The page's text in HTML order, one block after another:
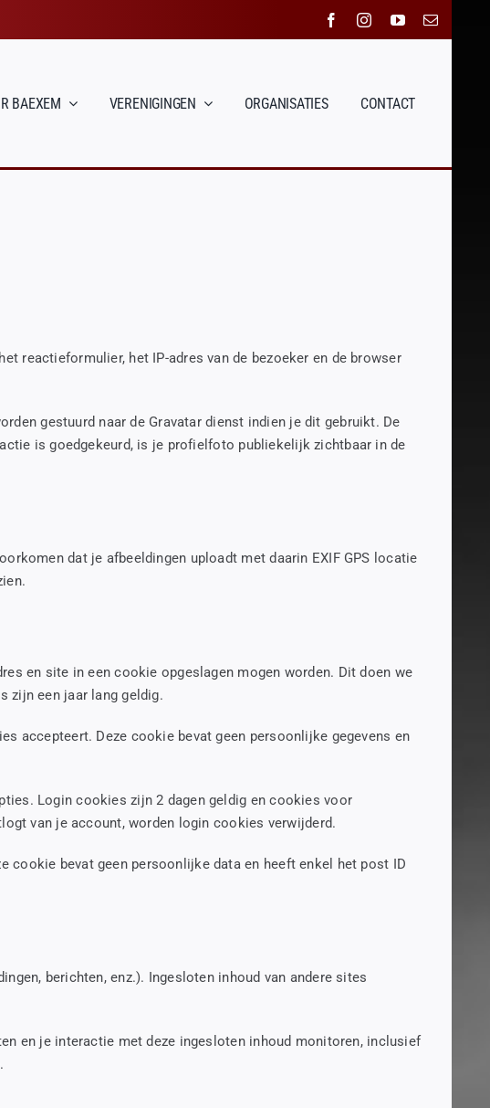
BAEXEM VERENIGINGEN ORGANISATIES CONTACT
reactieformulier, het IP-adres van de bezoeker en de browser
gestuurd naar de Gravatar dienst indien je dit gebruikt. De
is goedgekeurd, is je profielfoto publiekelijk zichtbaar in de
dat je afbeeldingen uploadt met daarin EXIF GPS locatie
en site in een cookie opgeslagen mogen worden. Dit doen we
zijn een jaar lang geldig.
accepteert. Deze cookie bevat geen persoonlijke gegevens en
Login cookies zijn 2 dagen geldig en cookies voor
van je account, worden login cookies verwijderd.
cookie bevat geen persoonlijke data en heeft enkel het post ID
berichten, enz.). Ingesloten inhoud van andere sites
en je interactie met deze ingesloten inhoud monitoren, inclusief